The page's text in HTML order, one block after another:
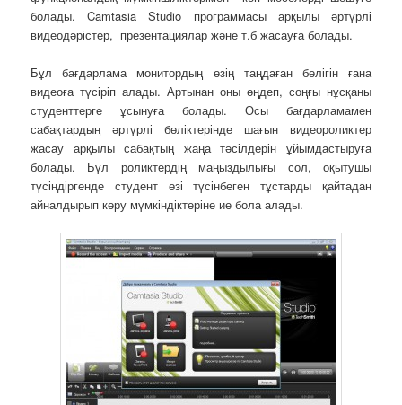
болады. Camtasia Studio программасы арқылы әртүрлі
видеодәрістер, презентациялар және т.б жасауға болады.
Бұл бағдарлама монитордың өзің таңдаған бөлігін ғана
видеоға түсіріп алады. Артынан оны өңдеп, соңғы нұсқаны
студенттерге ұсынуға болады. Осы бағдарламамен
сабақтардың әртүрлі бөліктерінде шағын видеороликтер
жасау арқылы сабақтың жаңа тәсілдерін ұйымдастыруға
болады. Бұл роликтердің маңыздылығы сол, оқытушы
түсіндіргенде студент өзі түсінбеген тұстарды қайтадан
айналдырып көру мүмкіндіктеріне ие бола алады.